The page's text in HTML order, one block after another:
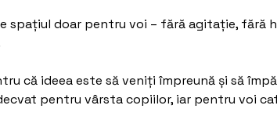
spațiul doar pentru voi – fără agitație, fără
că ideea este să veniți împreună și să
pentru vârsta copiilor, iar pentru voi